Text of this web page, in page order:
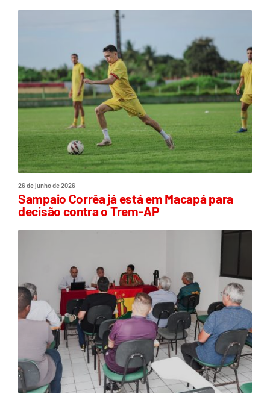
26 de junho de 2026
Sampaio Corrêa já está em Macapá para
decisão contra o Trem-AP